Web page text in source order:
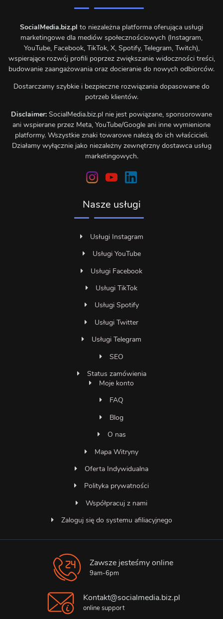
Asystent SocialMedia
Online — odpowiada natychmiast
SocialMedia.biz.pl to niezależna platforma oferująca usługi
marketingowe dla mediów społecznościowych (Instagram,
YouTube, Facebook, TikTok, X, Spotify, Telegram, Twitch),
wspierające rozwój profili poprzez zwiększanie widoczności treści,
budowanie zaangażowania oraz docieranie do nowych odbiorców.
Dostarczamy szybkie i bezpieczne rozwiązania dopasowane do
potrzeb klientów.
Disclaimer: SocialMedia.biz.pl nie jest powiązane, sponsorowane
ani wspierane przez Meta, YouTube/Google ani inne wymienione
platformy. Wszystkie znaki towarowe należą do ich właścicieli.
Działamy wyłącznie jako niezależny zewnętrzny dostawca usług
marketingowych.
Nasze usługi
Usługi Instagram
Usługi YouTube
Usługi Facebook
Usługi TikTok
Usługi Spotify
Usługi Twitter
Usługi Telegram
SEO
Status zamówienia
Moje konto
FAQ
Blog
O nas
Mapa Witryny
Oferta Indywidualna
Polityka prywatności
Współpracuj z nami
Zaloguj się do systemu afiliacyjnego
Zawsze jesteśmy online
9am-6pm
Kontakt@socialmedia.biz.pl
online support